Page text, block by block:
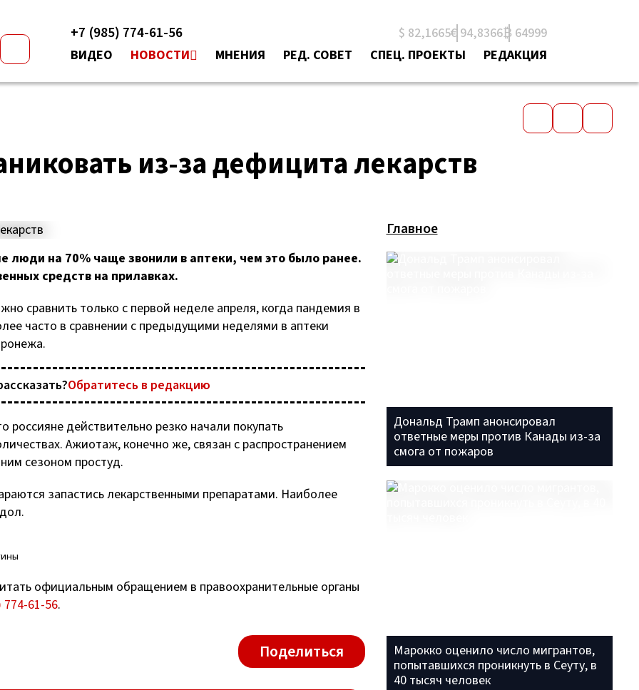
+7 (985) 774-61-56 $ 82,1665€ 94,8366₿ 64999
ВИДЕО
НОВОСТИ СПЕЦ. ПРОЕКТЫ РЕДАКЦИЯ
МНЕНИЯ РЕД. СОВЕТ
из-за дефицита лекарств
люди на 70% чаще звонили в аптеки, чем это было ранее.
средств на прилавках.
сравнить только с первой неделе апреля, когда пандемия в
часто в сравнении с предыдущими неделями в аптеки
действительно резко начали покупать
Ажиотаж, конечно же, связан с распространением
сезоном простуд.
запастись лекарственными препаратами. Наиболее
Обратитесь в редакцию
официальным обращением в правоохранительные органы
774-61-56.
Поделиться
Главное
Дональд Трамп анонсировал
ответные меры против Канады из-за
смога от пожаров
Марокко оценило число мигрантов,
попытавшихся проникнуть в Сеуту, в
40 тысяч человек